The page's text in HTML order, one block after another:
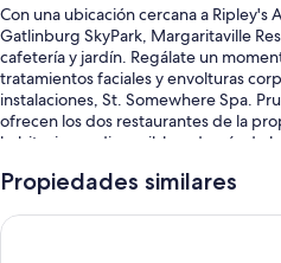
Con una ubicación cercana a Ripley's
Gatlinburg SkyPark, Margaritaville
cafetería y jardín. Regálate un
tratamientos faciales y envolturas
instalaciones, St. Somewhere Spa.
ofrecen los dos restaurantes de la
habitaciones disponible, además de
También te encantarán estos servicios:
2 albercas al aire libre y alberca
Propiedades similares
The Park Vista - a DoubleTree